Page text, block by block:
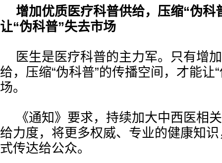
增加优质医疗科普供给，压缩“伪科
让“伪科普”失去市场
医生是医疗科普的主力军。只有增
给，压缩“伪科普”的传播空间，才能让
场。
《通知》要求，持续加大中西医相
给力度，将更多权威、专业的健康知
式传达给公众。